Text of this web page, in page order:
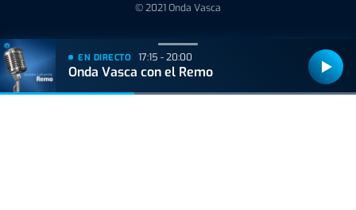
© 2021 Onda Vasca
EN DIRECTO 17:15 - 20:00
Onda Vasca con el Remo